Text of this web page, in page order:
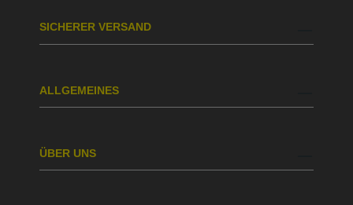
SICHERER VERSAND
ALLGEMEINES
ÜBER UNS